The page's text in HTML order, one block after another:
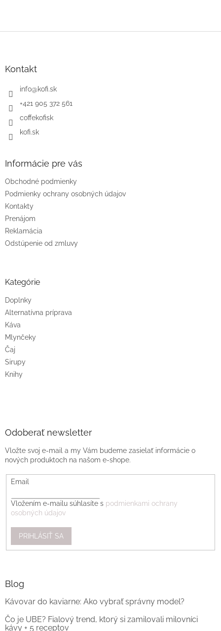
Kontakt
info@kofi.sk
+421 905 372 561
coffekofisk
kofi.sk
Informácie pre vás
Obchodné podmienky
Podmienky ochrany osobných údajov
Kontakty
Prenájom
Reklamácia
Odstúpenie od zmluvy
Kategórie
Doplnky
Alternatívna príprava
Káva
Mlynčeky
Čaj
Sirupy
Knihy
Odoberať newsletter
Vložte svoj e-mail a my Vám budeme zasielať informácie o
nových produktoch na našom e-shope.
Email
Vložením e-mailu súhlasíte s podmienkami ochrany
osobných údajov
PRIHLÁSIŤ SA
Blog
Kávovar do kaviarne: Ako vybrať správny model?
Čo je UBE? Fialový trend, ktorý si zamilovali milovníci
kávy + 5 receptov